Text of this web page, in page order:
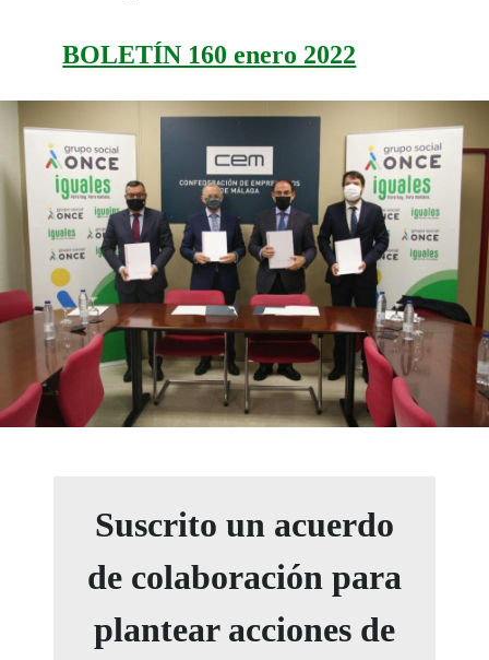
BOLETÍN 160 enero 2022
Suscrito un acuerdo
de colaboración para
plantear acciones de